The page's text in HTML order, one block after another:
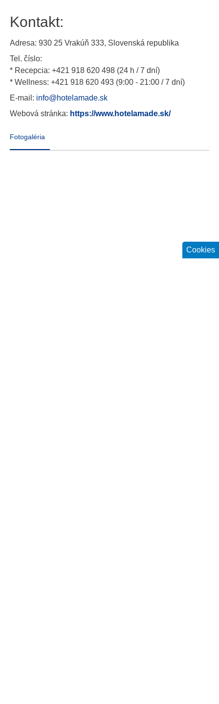
Kontakt:
Adresa: 930 25 Vrakúň 333, Slovenská republika
Tel. číslo:
* Recepcia: +421 918 620 498 (24 h / 7 dní)
* Wellness: +421 918 620 493 (9:00 - 21:00 / 7 dní)
E-mail: info@hotelamade.sk
Webová stránka: https://www.hotelamade.sk/
Fotogaléria
Cookies